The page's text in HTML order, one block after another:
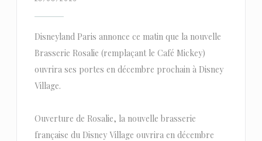
Disneyland Paris annonce ce matin que la nouvelle
Brasserie Rosalie (remplaçant le Café Mickey)
ouvrira ses portes en décembre prochain à Disney
Village.
Ouverture de Rosalie, la nouvelle brasserie
française du Disney Village ouvrira en décembre